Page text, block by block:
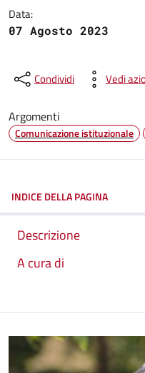
Data:
07 Agosto 2023
Condividi Vedi
Argomenti
Comunicazione istituzionale
INDICE DELLA PAGINA
Descrizione
A cura di